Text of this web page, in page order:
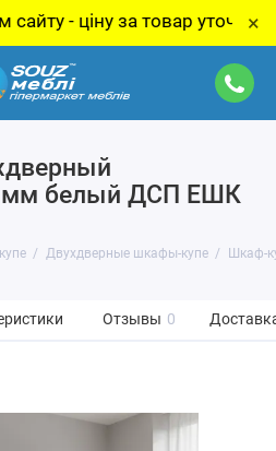
за товар уточнюйте у ×
мм белый ДСП EШК
Двухдверные шкафы-купе Шкаф-
Отзывы 0